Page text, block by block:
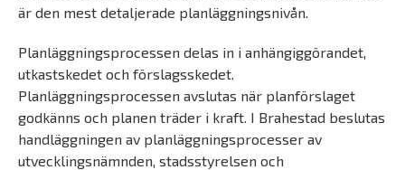
är den mest detaljerade planläggningsnivån.
Planläggningsprocessen delas in i anhängiggörandet,
utkastskedet och förslagsskedet.
Planläggningsprocessen avslutas när planförslaget
godkänns och planen träder i kraft. I Brahestad beslutas
handläggningen av planläggningsprocesser av
utvecklingsnämnden, stadsstyrelsen och